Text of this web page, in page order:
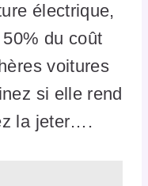
électrique,
du coût
voitures
si elle rend
la jeter….